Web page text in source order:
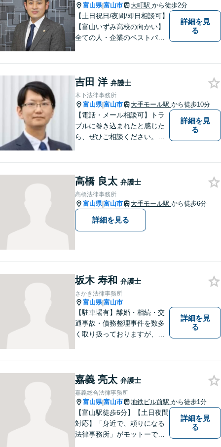
富山県|富山市 大町駅 から徒歩2分
【土日祝日/夜間/即日相談可】
【富山いずみ高校の向かい】
全ての人・企業のベストパー
詳細を見
る
吉田 洋 弁護士
木下法律事務所
富山県|富山市 大手モール駅 から徒歩10分
【電話・メール相談可】トラ
ブルに巻き込まれたと感じた
ら、ぜひご相談ください。離
を解決するため、迅速かつ丁
寧にサポートいたします。
【夜間対応可能】
詳細を見
る
高橋 良太 弁護士
高橋法律事務所
富山県|富山市 大手モール駅 から徒歩6分
詳細を見る
坂木 寿和 弁護士
さかき法律事務所
富山県|富山市
【駐車場有】離婚・相続・交
通事故・債務整理事件を数多
く取り扱っておりますが、そ
というお声をいただけるよう
に、誠実・丁寧を心がけ事件
に取り組んでいきたいと考え
ています。
詳細を見
る
嘉義 亮太 弁護士
嘉義総合法律事務所
富山県|富山市 地鉄ビル前駅 から徒歩1分
【富山駅徒歩6分】【土日夜間
対応】「身近で、頼りになる
法律事務所」がモットーで
詳細を見
る